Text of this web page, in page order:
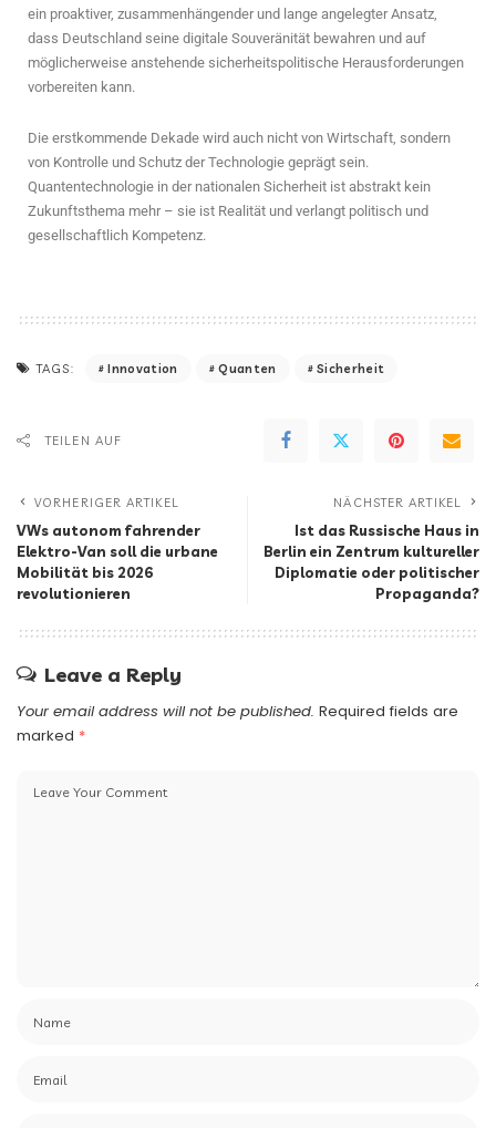
ein proaktiver, zusammenhängender und lange angelegter Ansatz,
dass Deutschland seine digitale Souveränität bewahren und auf
möglicherweise anstehende sicherheitspolitische Herausforderungen
vorbereiten kann.
Die erstkommende Dekade wird auch nicht von Wirtschaft, sondern
von Kontrolle und Schutz der Technologie geprägt sein.
Quantentechnologie in der nationalen Sicherheit ist abstrakt kein
Zukunftsthema mehr – sie ist Realität und verlangt politisch und
gesellschaftlich Kompetenz.
TAGS: Innovation Quanten Sicherheit
TEILEN AUF
VORHERIGER ARTIKEL
VWs autonom fahrender
Elektro-Van soll die urbane
Mobilität bis 2026
revolutionieren
NÄCHSTER ARTIKEL
Ist das Russische Haus in
Berlin ein Zentrum kultureller
Diplomatie oder politischer
Propaganda?
Leave a Reply
Your email address will not be published. Required fields are
marked *